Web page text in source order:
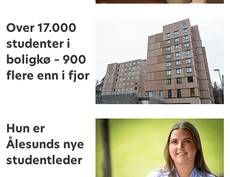
Over 17.000
studenter i
boligkø – 900
flere enn i fjor
Hun er
Ålesunds nye
studentleder